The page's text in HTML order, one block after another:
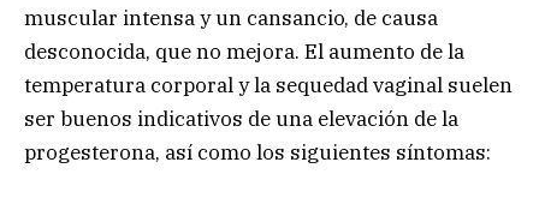
muscular intensa y un cansancio, de causa
desconocida, que no mejora. El aumento de la
temperatura corporal y la sequedad vaginal suelen
ser buenos indicativos de una elevación de la
progesterona, así como los siguientes síntomas: